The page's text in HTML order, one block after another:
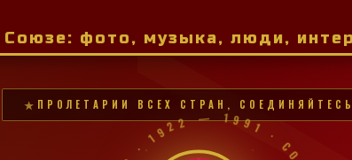
фото, музыка, люди,
ПРОЛЕТАРИИ ВСЕХ СТРАН,